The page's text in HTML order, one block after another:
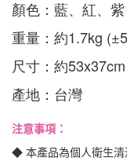
顏色：藍、紅、紫
重量：約1.7kg
尺寸：約
產地：台灣
注意事項：
◆ 本產品為個人衛生清